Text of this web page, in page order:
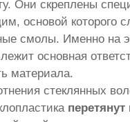
Они скреплены
основой которого
смолы. Именно на
основная
материала.
стеклянных